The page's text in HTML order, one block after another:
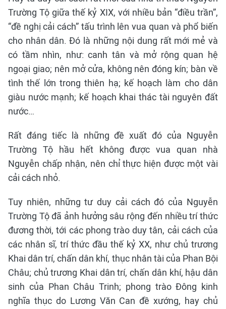
Trường Tộ giữa thế kỷ XIX, với nhiều bản “điều trần”,
“đề nghị cải cách” tấu trình lên vua quan và phổ biến
cho nhân dân. Đó là những nội dung rất mới mẻ và
có tầm nhìn, như: canh tân và mở rộng quan hệ
ngoại giao; nên mở cửa, không nên đóng kín; bàn về
tình thế lớn trong thiên hạ; kế hoạch làm cho dân
giàu nước mạnh; kế hoạch khai thác tài nguyên đất
nước…
Rất đáng tiếc là những đề xuất đó của Nguyễn
Trường Tộ hầu hết không được vua quan nhà
Nguyễn chấp nhận, nên chỉ thực hiện được một vài
cải cách nhỏ.
Tuy nhiên, những tư duy cải cách đó của Nguyễn
Trường Tộ đã ảnh hưởng sâu rộng đến nhiều trí thức
đương thời, tới các phong trào duy tân, cải cách của
các nhân sĩ, trí thức đầu thế kỷ XX, như chủ trương
Khai dân trí, chấn dân khí, thục nhân tài của Phan Bội
Châu; chủ trương Khai dân trí, chấn dân khí, hậu dân
sinh của Phan Châu Trinh; phong trào Đông kinh
nghĩa thục do Lương Văn Can đề xướng, hay chủ